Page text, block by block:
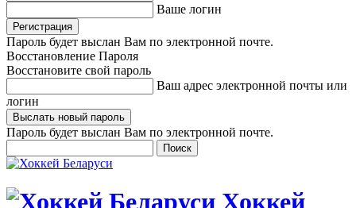
Ваше логин
Пароль будет выслан Вам по электронной почте.
Восстановление Пароля
Восстановите свой пароль
Ваш адрес электронной почты или
логин
Пароль будет выслан Вам по электронной почте.
Хоккей